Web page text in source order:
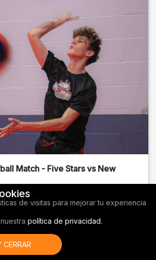
Match - Five Stars vs New
, FLde visitas para mejorar tu experiencia
política de privacidad.
CERRAR